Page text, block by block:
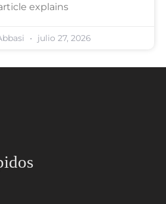
explains
julio 27, 2026